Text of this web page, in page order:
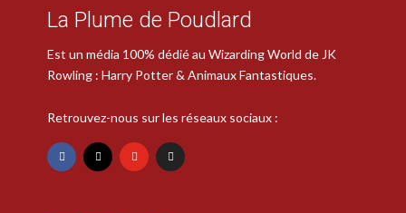
La Plume de Poudlard
Est un média 100% dédié au Wizarding World de JK
Rowling : Harry Potter & Animaux Fantastiques.
Retrouvez-nous sur les réseaux sociaux :